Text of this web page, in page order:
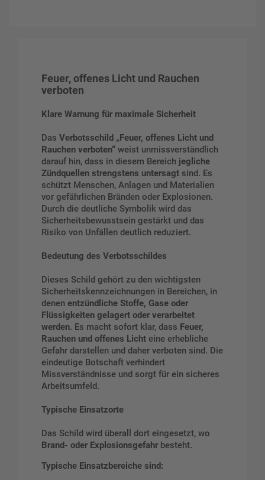
Feuer, offenes Licht und Rauchen
verboten
Klare Warnung für maximale Sicherheit
Das Verbotsschild „Feuer, offenes Licht und
Rauchen verboten“ weist unmissverständlich
darauf hin, dass in diesem Bereich jegliche
Zündquellen strengstens untersagt sind. Es
schützt Menschen, Anlagen und Materialien
vor gefährlichen Bränden oder Explosionen.
Durch die deutliche Symbolik wird das
Sicherheitsbewusstsein gestärkt und das
Risiko von Unfällen deutlich reduziert.
Bedeutung des Verbotsschildes
Dieses Schild gehört zu den wichtigsten
Sicherheitskennzeichnungen in Bereichen, in
denen entzündliche Stoffe, Gase oder
Flüssigkeiten gelagert oder verarbeitet
werden. Es macht sofort klar, dass Feuer,
Rauchen und offenes Licht eine erhebliche
Gefahr darstellen und daher verboten sind. Die
eindeutige Botschaft verhindert
Missverständnisse und sorgt für ein sicheres
Arbeitsumfeld.
Typische Einsatzorte
Das Schild wird überall dort eingesetzt, wo
Brand- oder Explosionsgefahr besteht.
Typische Einsatzbereiche sind: